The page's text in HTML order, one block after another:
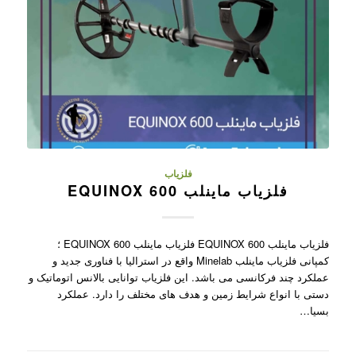
فلزیاب
فلزیاب ماینلب EQUINOX 600
فلزیاب ماینلب EQUINOX 600 فلزیاب ماینلب EQUINOX 600 ؛
کمپانی فلزیاب ماینلب Minelab واقع در استرالیا با فناوری جدید و
عملکرد چند فرکانسی می باشد. این فلزیاب توانایی بالانس اتوماتیک و
دستی با انواع شرایط زمین و هدف های مختلف را دارد. عملکرد
بسیا…